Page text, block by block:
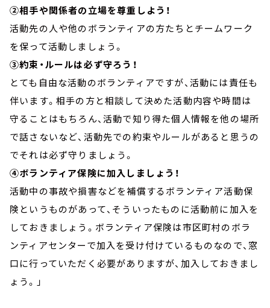
②相手や関係者の立場を尊重しよう！
活動先の人や他のボランティアの方たちとチームワーク
を保って活動しましょう。
③約束・ルールは必ず守ろう！
とても自由な活動のボランティアですが、活動には責任も
伴います。相手の方と相談して決めた活動内容や時間は
守ることはもちろん、活動で知り得た個人情報を他の場所
で話さないなど、活動先での約束やルールがあると思うの
でそれは必ず守りましょう。
④ボランティア保険に加入しましょう！
活動中の事故や損害などを補償するボランティア活動保
険というものがあって、そういったものに活動前に加入を
しておきましょう。ボランティア保険は市区町村のボラ
ンティアセンターで加入を受け付けているものなので、窓
口に行っていただく必要がありますが、加入しておきまし
ょう。」